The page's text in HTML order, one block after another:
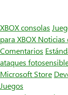
XBOX consolas
para XBOX Noticias
Comentarios
ataques
Microsoft Store
Juegos